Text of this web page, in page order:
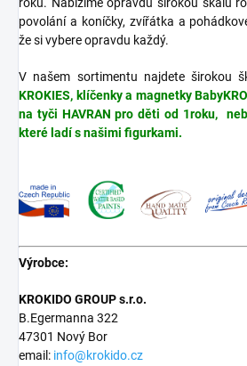
povolání a koníčky, zvířátka a
že si vybere opravdu každý.
V našem sortimentu najdete širokou
KROKIES, klíčenky a magnetky
na tyči HAVRAN pro děti od 1roku,
které ladí s našimi figurkami.
Výrobce:
KROKIDO GROUP s.r.o.
B.Egermanna 322
47301 Nový Bor
email: info@krokido.cz